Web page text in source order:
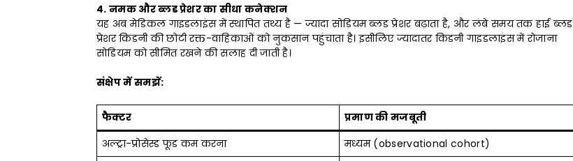
4. नमक और ब्लड प्रेशर का सीधा कनेक्शन
यह अब मेडिकल गाइडलाइंस में स्थापित तथ्य है — ज्यादा सोडियम ब्लड प्रेशर बढ़ाता है, और लंबे समय तक हाई ब्लड
प्रेशर किडनी की छोटी रक्त-वाहिकाओं को नुकसान पहुंचाता है। इसीलिए ज्यादातर किडनी गाइडलाइंस में रोजाना
सोडियम को सीमित रखने की सलाह दी जाती है।
संक्षेप में समझें:
फैक्टर
प्रमाण की मजबूती
अल्ट्रा-प्रोसेस्ड फूड कम करना
मध्यम (observational cohort)